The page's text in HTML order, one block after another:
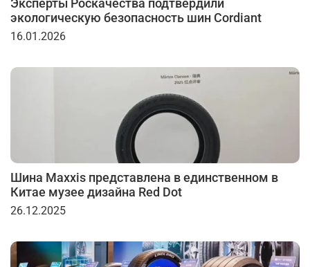
Эксперты Роскачества подтвердили
экологическую безопасность шин Cordiant
16.01.2026
Шина Maxxis представлена в единственном в
Китае музее дизайна Red Dot
26.12.2025